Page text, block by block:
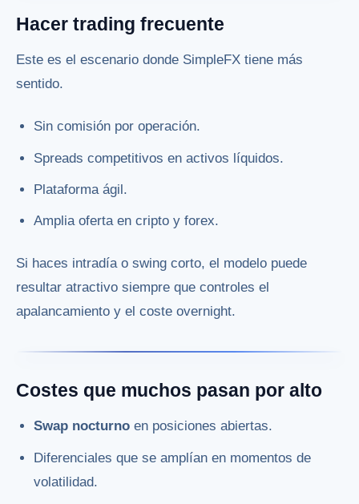
Hacer trading frecuente
Este es el escenario donde SimpleFX tiene más
sentido.
Sin comisión por operación.
Spreads competitivos en activos líquidos.
Plataforma ágil.
Amplia oferta en cripto y forex.
Si haces intradía o swing corto, el modelo puede
resultar atractivo siempre que controles el
apalancamiento y el coste overnight.
Costes que muchos pasan por alto
Swap nocturno en posiciones abiertas.
Diferenciales que se amplían en momentos de
volatilidad.